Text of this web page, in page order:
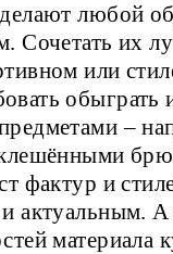
любой
Сочетать их
или
обыграть
–
фактур и
актуальным. А
материала